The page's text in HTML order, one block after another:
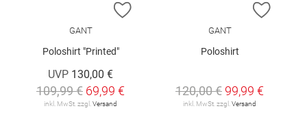
ZUR WUNSCHLISTE HINZUFÜGEN
GANT
Poloshirt "Printed"
UVP 130,00 €
109,99 € 69,99 €
inkl. MwSt. zzgl.Versand
ZUR
GANT
Poloshirt
120,00 € 99,99 €
inkl. MwSt. zzgl.Versand